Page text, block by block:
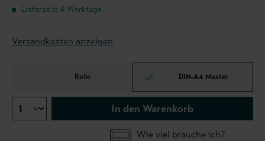
Lieferzeit: 4 Werktage
Versandkosten anzeigen
Rolle DIN-A4 Muster
In den Warenkorb
Wie viel brauche ich?